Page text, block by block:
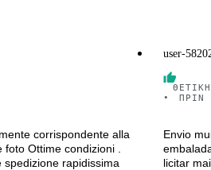
corrispondente alla
foto Ottime condizioni .
rapidissima
user-
ΘΕΤΙΚΉ
•
ΠΡΙΝ
Envio
licitar